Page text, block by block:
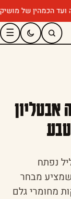
של מושיק
☰
אבטליון
נפתח
מבחר
מחומרי גלם